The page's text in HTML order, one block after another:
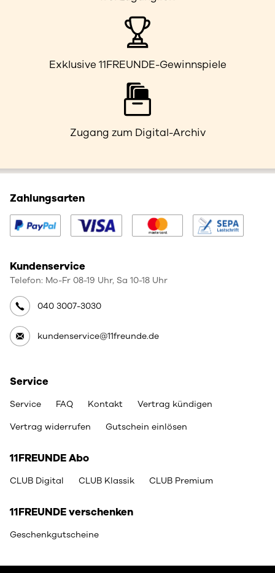
Exklusive 11FREUNDE-Gewinnspiele
Zugang zum Digital-Archiv
Zahlungsarten
Kundenservice
Telefon: Mo-Fr 08-19 Uhr, Sa 10-18 Uhr
040 3007-3030
kundenservice@11freunde.de
Service
Service FAQ Kontakt Vertrag kündigen
Vertrag widerrufen Gutschein einlösen
11FREUNDE Abo
CLUB Digital CLUB Klassik CLUB Premium
11FREUNDE verschenken
Geschenkgutscheine